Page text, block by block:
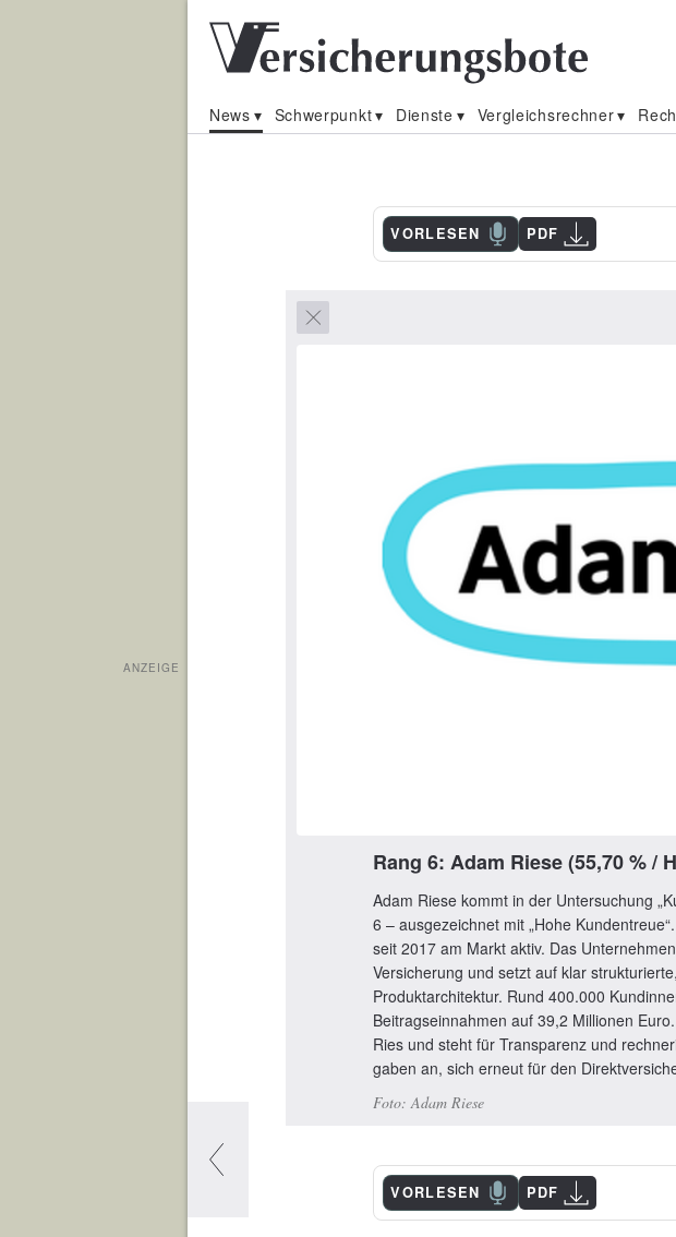
News Schwerpunkt Dienste Vergleichsrechner
VORLESEN PDF
Rang 6: Adam Riese (55,70 % /
Adam Riese kommt in der Untersuchung
6 – ausgezeichnet mit „Hohe
seit 2017 am Markt aktiv. Das
Versicherung und setzt auf klar
Produktarchitektur. Rund 400.000
Beitragseinnahmen auf 39,2 Millionen
Ries und steht für Transparenz und
gaben an, sich erneut für den
Adam Riese
VORLESEN PDF
ANZEIGE